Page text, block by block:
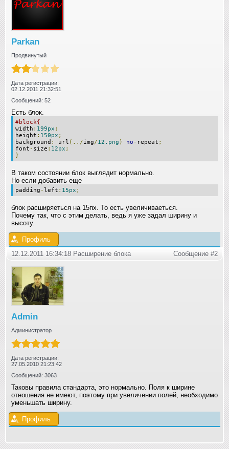
Parkan
Продвинутый
Дата регистрации:
02.12.2011 21:32:51
Сообщений: 52
Есть блок.
#block{
width : 199px ;
height : 150px ;
background : url (../img/12.png ) no - repeat ;
font - size : 12px ;
}
В таком состоянии блок выглядит нормально.
Но если добавить еще
padding - left : 15px ;
блок расширяеться на 15пх. То есть увеличиваеться.
Почему так, что с этим делать, ведь я уже задал ширину и
высоту.
Профиль
12.12.2011 16:34:18 Расширение блока
Сообщение #2
Admin
Администратор
Дата регистрации:
27.05.2010 21:23:42
Сообщений: 3063
Таковы правила стандарта, это нормально. Поля к ширине
отношения не имеют, поэтому при увеличении полей, необходимо
уменьшать ширину.
Профиль